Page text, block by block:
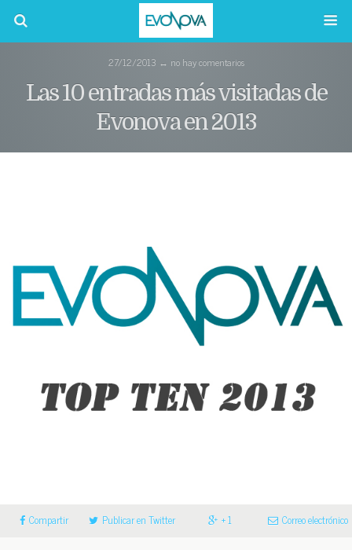
27/12/2013 ↔ no hay comentarios
Las 10 entradas más visitadas de
Evonova en 2013
Compartir Publicar en Twitter + 1 Correo electrónico